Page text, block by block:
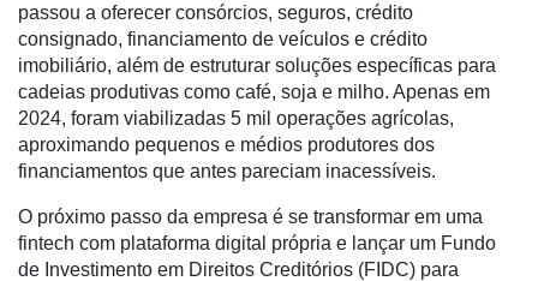
e
Robótica
Conectividade
Dados
e
Análise
E-
Commerce
passou a oferecer consórcios, seguros, crédito
consignado, financiamento de veículos e crédito
imobiliário, além de estruturar soluções específicas para
cadeias produtivas como café, soja e milho. Apenas em
2024, foram viabilizadas 5 mil operações agrícolas,
aproximando pequenos e médios produtores dos
financiamentos que antes pareciam inacessíveis.
O próximo passo da empresa é se transformar em uma
fintech com plataforma digital própria e lançar um Fundo
de Investimento em Direitos Creditórios (FIDC) para